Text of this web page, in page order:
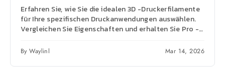
Erfahren Sie, wie Sie die idealen 3D -Druckerfilamente
für Ihre spezifischen Druckanwendungen auswählen.
Vergleichen Sie Eigenschaften und erhalten Sie Pro -
By Waylinl Mar 14, 2026